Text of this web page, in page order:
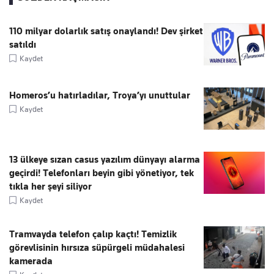
110 milyar dolarlık satış onaylandı! Dev şirket
satıldı
Kaydet
Homeros’u hatırladılar, Troya’yı unuttular
Kaydet
13 ülkeye sızan casus yazılım dünyayı alarma
geçirdi! Telefonları beyin gibi yönetiyor, tek
tıkla her şeyi siliyor
Kaydet
Tramvayda telefon çalıp kaçtı! Temizlik
görevlisinin hırsıza süpürgeli müdahalesi
kamerada